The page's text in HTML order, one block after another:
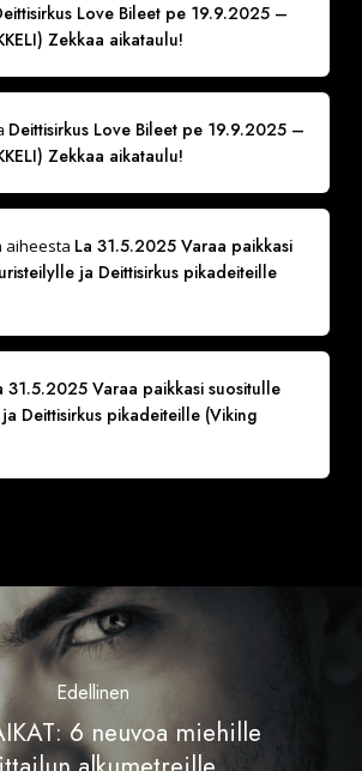
Love Bileet pe 19.9.2025 –
Zekkaa aikataulu!
Deittisirkus Love Bileet pe 19.9.2025 –
Zekkaa aikataulu!
aiheesta La 31.5.2025 Varaa paikkasi
ja Deittisirkus pikadeiteille
31.5.2025 Varaa paikkasi suositulle
Deittisirkus pikadeiteille (Viking
Edellinen
6 neuvoa miehille